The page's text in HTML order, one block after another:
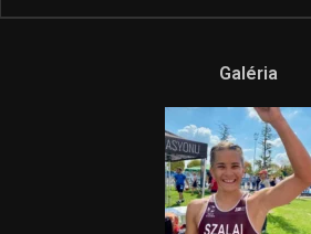
Galéria